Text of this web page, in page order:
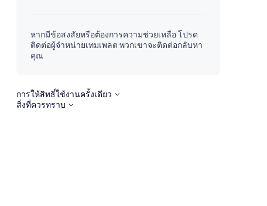
หากมีข้อสงสัยหรือต้องการความช่วยเหลือ โปรด
ติดต่อผู้จำหน่ายเทมเพลต พวกเขาจะติดต่อกลับหา
คุณ
การให้สิทธิ์ใช้งานครั้งเดียว
สิ่งที่ควรทราบ